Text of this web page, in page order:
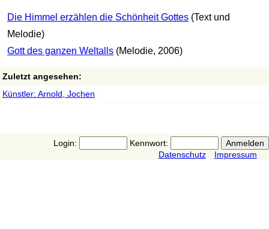
Die Himmel erzählen die Schönheit Gottes (Text und
Melodie)
Gott des ganzen Weltalls (Melodie, 2006)
Zuletzt angesehen:
Künstler: Arnold, Jochen
Login:
Kennwort:
Datenschutz
Impressum